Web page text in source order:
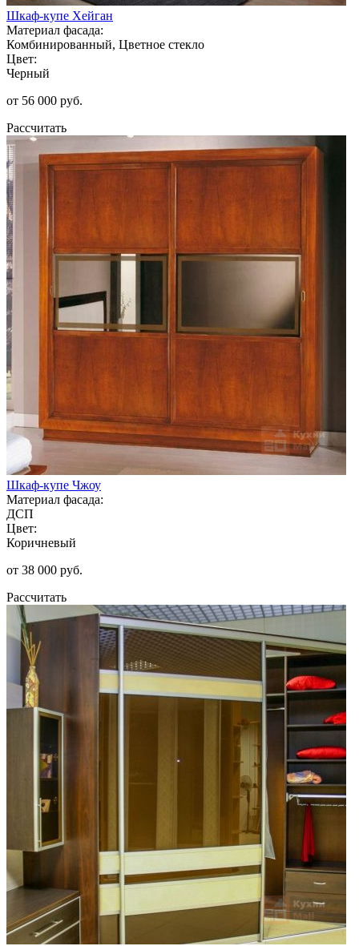
Шкаф-купе Хейган
Материал фасада:
Комбинированный, Цветное стекло
Цвет:
Черный
от 56 000 руб.
Рассчитать
Шкаф-купе Чжоу
Материал фасада:
ДСП
Цвет:
Коричневый
от 38 000 руб.
Рассчитать